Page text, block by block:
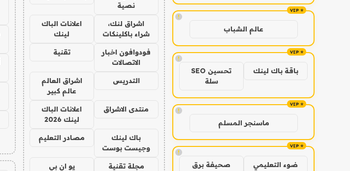
!
عالم الشباب
!
باقة باك لينك
تحسين SEO
سلة
!
ماسنجر المسلم
!
ضوء التعليمي صحيفة برق
نصية
اشراق لنك،
شراء باكلينكات
اعلانات الباك
لينك
فودوافون اخبار
الاتصالات
تقنية
التدريس
اشراق العالم
عالم كبير
منتدى الاشراق
اعلانات الباك
لينك 2026
باك لينك
وجيست بوست
مصادر التعليم
مجلة تقنية
يو ان بي